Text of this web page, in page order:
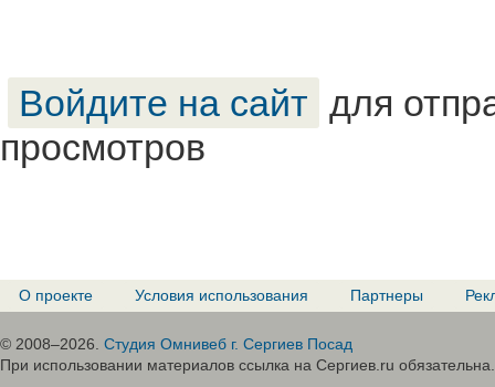
Войдите на сайт для
просмотров
О проекте Условия использования Партнеры
© 2008–2026. Студия Омнивеб г. Сергиев Посад
При использовании материалов ссылка на Сергиев.ru обязательна.